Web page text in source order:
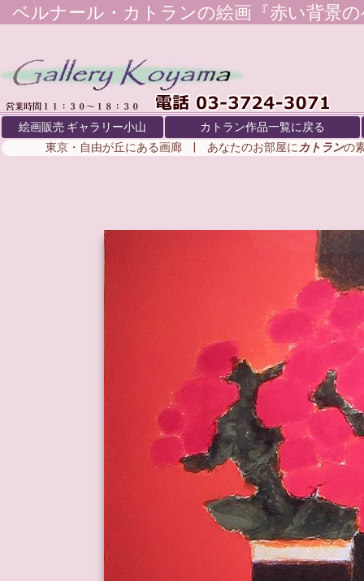
ベルナール・カトランの絵画『赤い背景
絵画販売 ギャラリー小山
カトラン作品一覧に戻る
東京・自由が丘にある画廊 | あなたのお部屋に カトランの